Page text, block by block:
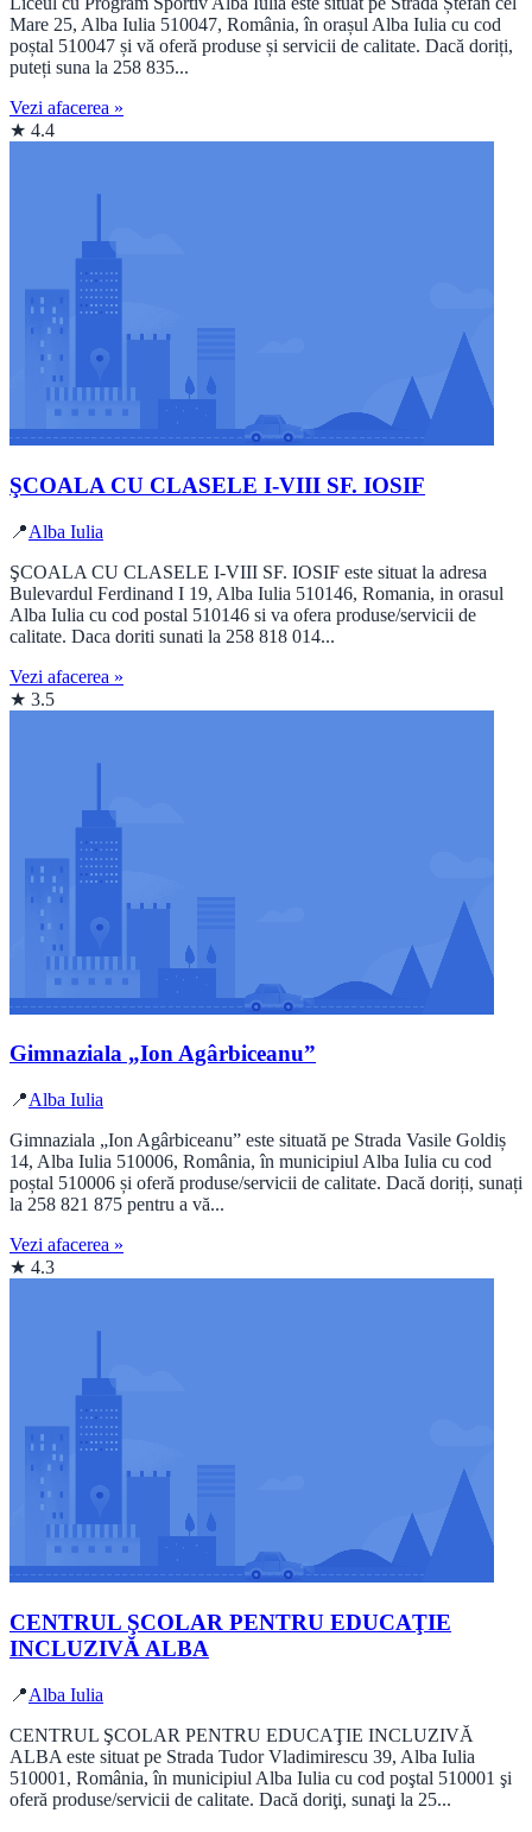
Mare 25, Alba Iulia 510047, România, în orașul Alba Iulia cu cod
poștal 510047 și vă oferă produse și servicii de calitate. Dacă doriți,
puteți suna la 258 835...
Vezi afacerea »
★ 4.4
ŞCOALA CU CLASELE I-VIII SF. IOSIF
📍Alba Iulia
ŞCOALA CU CLASELE I-VIII SF. IOSIF este situat la adresa
Bulevardul Ferdinand I 19, Alba Iulia 510146, Romania, in orasul
Alba Iulia cu cod postal 510146 si va ofera produse/servicii de
calitate. Daca doriti sunati la 258 818 014...
Vezi afacerea »
★ 3.5
Gimnaziala „Ion Agârbiceanu”
📍Alba Iulia
Gimnaziala „Ion Agârbiceanu” este situată pe Strada Vasile Goldiș
14, Alba Iulia 510006, România, în municipiul Alba Iulia cu cod
poștal 510006 și oferă produse/servicii de calitate. Dacă doriți, sunați
la 258 821 875 pentru a vă...
Vezi afacerea »
★ 4.3
CENTRUL ŞCOLAR PENTRU EDUCAŢIE
INCLUZIVĂ ALBA
📍Alba Iulia
CENTRUL ŞCOLAR PENTRU EDUCAŢIE INCLUZIVĂ
ALBA este situat pe Strada Tudor Vladimirescu 39, Alba Iulia
510001, România, în municipiul Alba Iulia cu cod poştal 510001 şi
oferă produse/servicii de calitate. Dacă doriţi, sunaţi la 25...